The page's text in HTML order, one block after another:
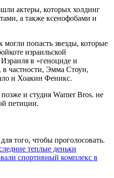
актеры, которых холдинг
а также ксенофобами и
могли попасть звезды, которые
израильской
в «геноциде и
в частности, Эмма Стоун,
и Хоакин Феникс.
и студия Warner Bros. не
петиции.
для того, чтобы проголосовать.
теплые деньки
спортивный комплекс в